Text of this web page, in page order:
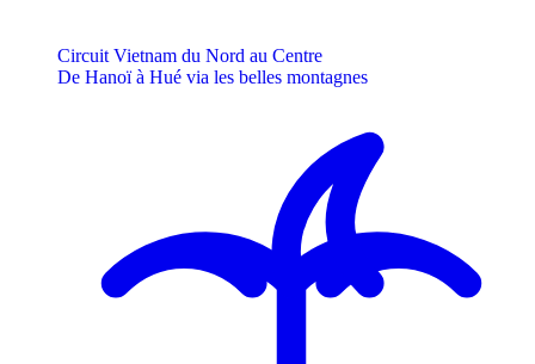
Circuit Vietnam du Nord au Centre
De Hanoï à Hué via les belles montagnes